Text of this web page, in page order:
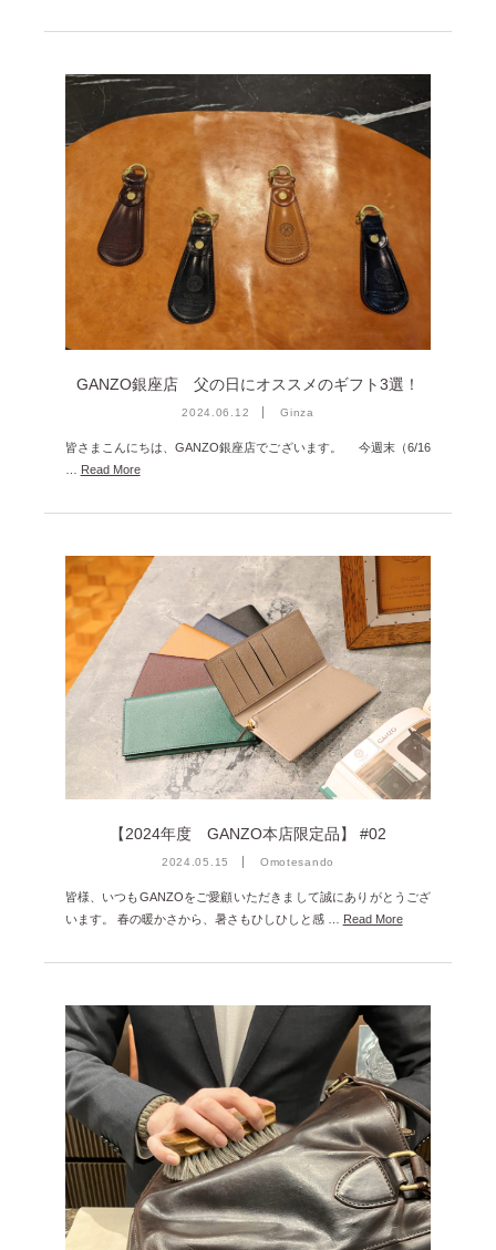
2023年3月 [2]
2023年2月 [4]
2022年12月 [2]
2022年11月 [2]
2022年10月 [1]
2022年9月 [1]
2022年8月 [1]
2022年5月 [1]
2022年4月 [3]
2022年3月 [3]
2022年2月 [2]
2019年11月 [2]
2019年10月 [1]
2019年3月 [1]
2018年5月 [1]
GANZO銀座店 父の日にオススメのギフト3選！
2024.06.12 Ginza
皆さまこんにちは、GANZO銀座店でございます。 今週末（6/16
Read More
【2024年度 GANZO本店限定品】 #02
2024.05.15 Omotesando
皆様、いつもGANZOをご愛顧いただきまして誠にありがとうござ
います。 春の暖かさから、暑さもひしひしと感 … Read More